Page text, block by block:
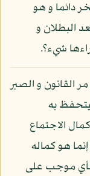
دائما و هو
البطلان و
شيء؟.
القانون و الصبر
به
الاجتماع
هو كماله
فأي موجب على